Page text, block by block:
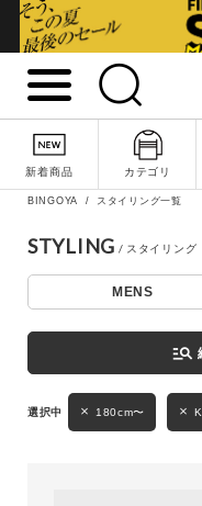
新着商品 カテゴリ
BINGOYA スタイリング一覧
STYLING
MENS
manage_search
180cm〜